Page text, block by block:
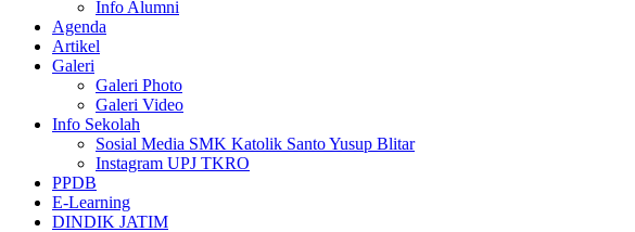
Info Alumni
Agenda
Artikel
Galeri
Galeri Photo
Galeri Video
Info Sekolah
Sosial Media SMK Katolik Santo Yusup Blitar
Instagram UPJ TKRO
PPDB
E-Learning
DINDIK JATIM